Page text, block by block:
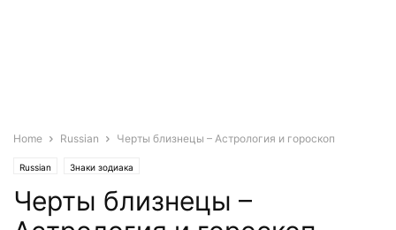
Home Russian Черты близнецы – Астрология и гороскоп
Russian Знаки зодиака
Черты близнецы –